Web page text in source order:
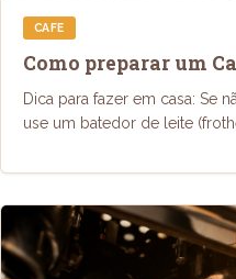
CAFE
Como preparar um
Dica para fazer em casa: Se
use um batedor de leite